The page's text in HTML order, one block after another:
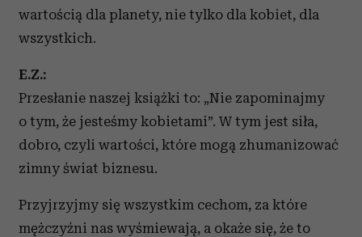
wartością dla planety, nie tylko dla kobiet, dla
wszystkich.
E.Z.:
Przesłanie naszej książki to: „Nie zapominajmy
o tym, że jesteśmy kobietami”. W tym jest siła,
dobro, czyli wartości, które mogą zhumanizować
zimny świat biznesu.
Przyjrzyjmy się wszystkim cechom, za które
mężczyźni nas wyśmiewają, a okaże się, że to